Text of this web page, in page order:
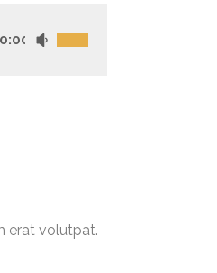
erat volutpat.